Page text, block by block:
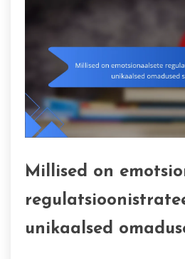
Millised on
unikaalsed